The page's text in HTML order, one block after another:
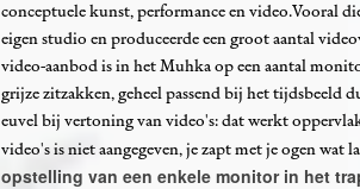
conceptuele kunst, performance en video.Vooral
eigen studio en produceerde een groot aantal
video-aanbod is in het Muhka op een aantal
grijze zitzakken, geheel passend bij het tijdsbeeld
euvel bij vertoning van video's: dat werkt
video's is niet aangegeven, je zapt met je ogen wat
opstelling van een enkele monitor in het